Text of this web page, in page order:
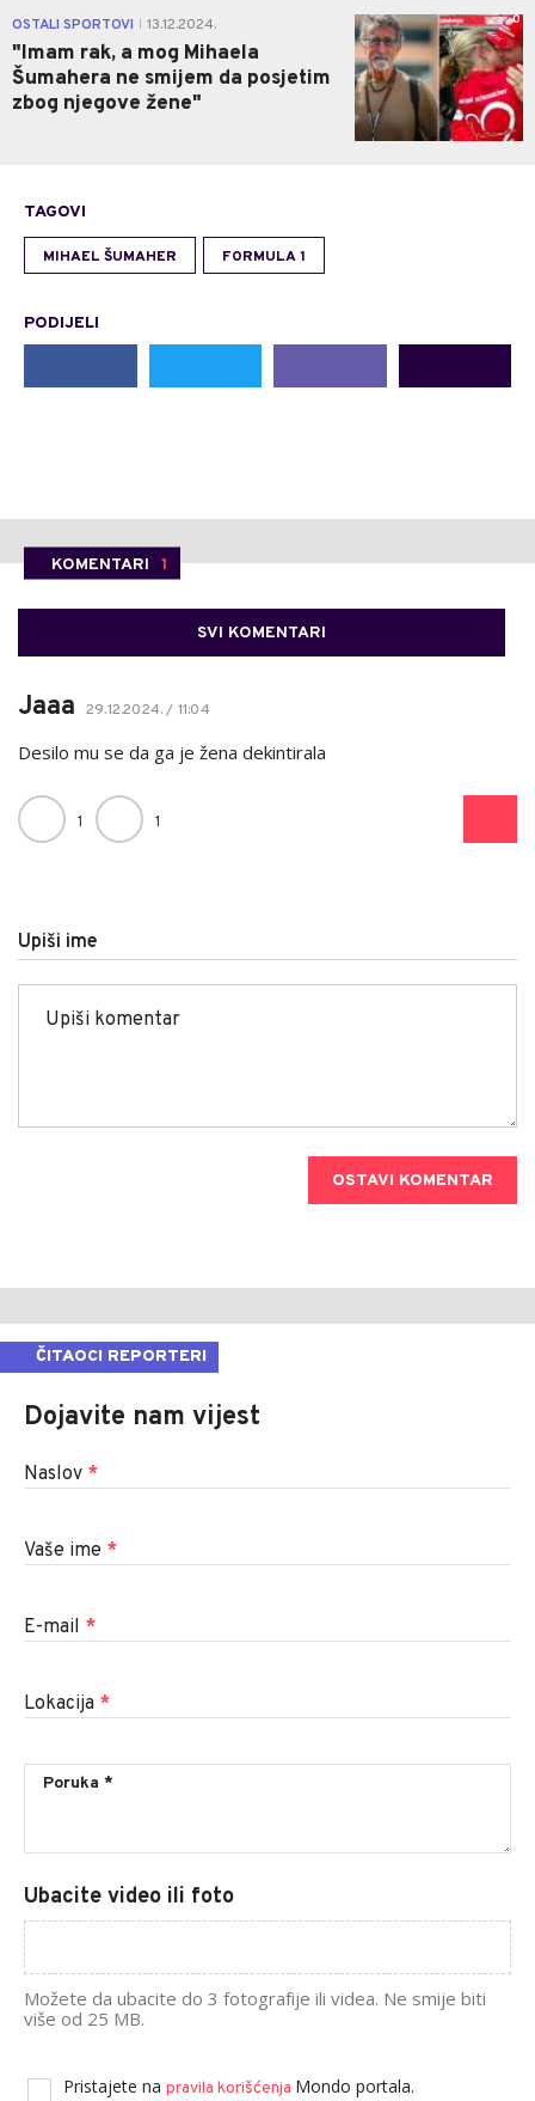
OSTALI SPORTOVI 13.12.2024.
"Imam rak, a mog Mihaela
Šumahera ne smijem da posjetim
zbog njegove žene"
0
TAGOVI
MIHAEL ŠUMAHER FORMULA 1
PODIJELI
KOMENTARI 1
SVI KOMENTARI
Jaaa 29.12.2024. / 11:04
Desilo mu se da ga je žena dekintirala
1 1
Upiši ime
OSTAVI KOMENTAR
ČITAOCI REPORTERI
Dojavite nam vijest
Naslov *
Vaše ime *
E-mail *
Lokacija *
Ubacite video ili foto
Možete da ubacite do 3 fotografije ili videa. Ne smije biti
više od 25 MB.
Pristajete na pravila korišćenja Mondo portala.